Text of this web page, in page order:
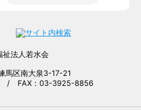
区南大泉3-17-21
/ FAX：03-3925-8856